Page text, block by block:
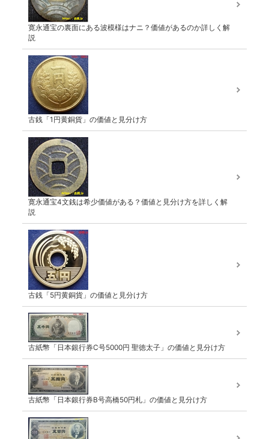
寛永通宝の裏面にある波模様はナニ？価値があるのか詳しく解
説
古銭「1円黄銅貨」の価値と見分け方
寛永通宝4文銭は希少価値がある？価値と見分け方を詳しく解
説
古銭「5円黄銅貨」の価値と見分け方
古紙幣「日本銀行券C号5000円 聖徳太子」の価値と見分け方
古紙幣「日本銀行券B号高橋50円札」の価値と見分け方